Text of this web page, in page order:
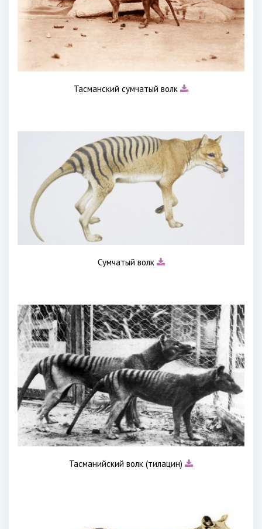
Тасманский сумчатый волк
Сумчатый волк
Тасманийский волк (тилацин)